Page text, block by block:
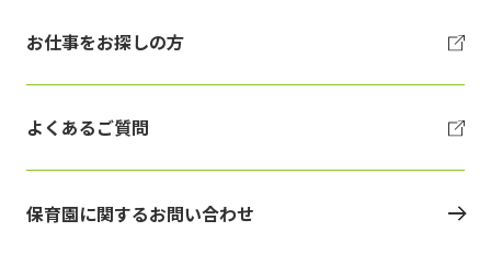
お仕事をお探しの方
よくあるご質問
保育園に関するお問い合わせ